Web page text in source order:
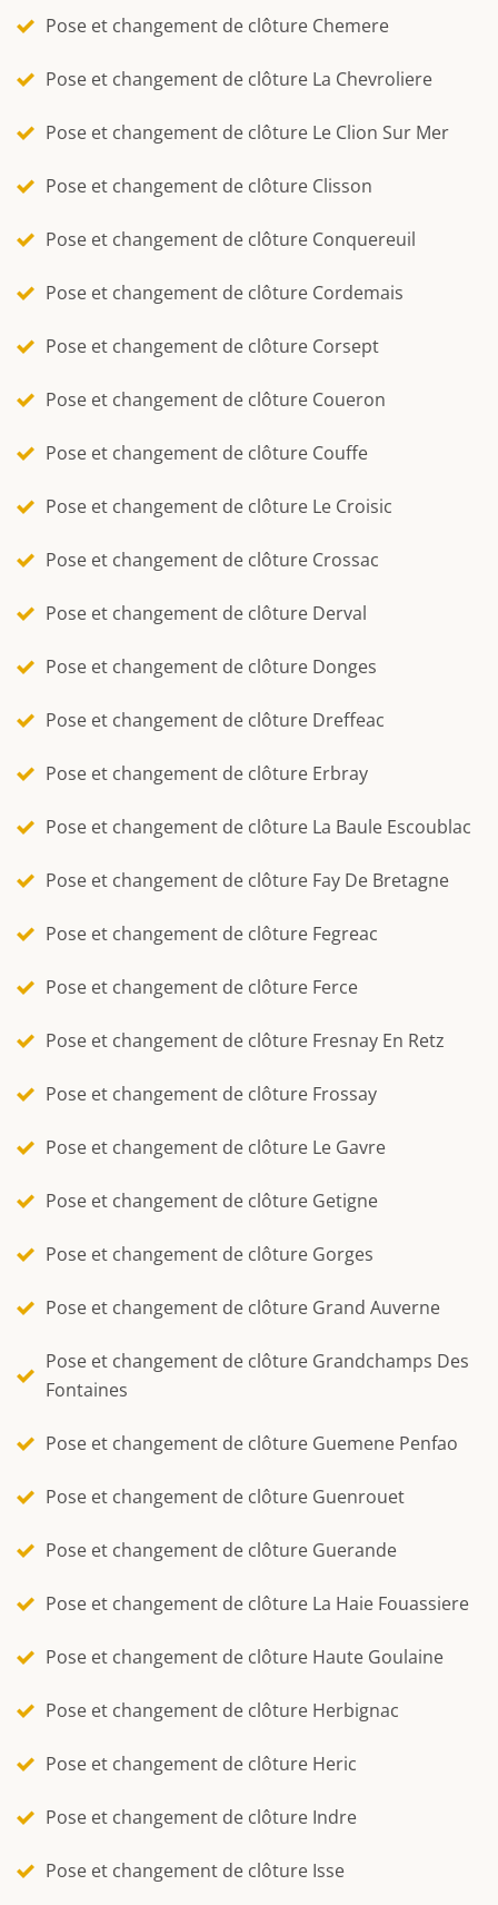
Pose et changement de clôture Chemere
Pose et changement de clôture La Chevroliere
Pose et changement de clôture Le Clion Sur Mer
Pose et changement de clôture Clisson
Pose et changement de clôture Conquereuil
Pose et changement de clôture Cordemais
Pose et changement de clôture Corsept
Pose et changement de clôture Coueron
Pose et changement de clôture Couffe
Pose et changement de clôture Le Croisic
Pose et changement de clôture Crossac
Pose et changement de clôture Derval
Pose et changement de clôture Donges
Pose et changement de clôture Dreffeac
Pose et changement de clôture Erbray
Pose et changement de clôture La Baule Escoublac
Pose et changement de clôture Fay De Bretagne
Pose et changement de clôture Fegreac
Pose et changement de clôture Ferce
Pose et changement de clôture Fresnay En Retz
Pose et changement de clôture Frossay
Pose et changement de clôture Le Gavre
Pose et changement de clôture Getigne
Pose et changement de clôture Gorges
Pose et changement de clôture Grand Auverne
Pose et changement de clôture Grandchamps Des
Fontaines
Pose et changement de clôture Guemene Penfao
Pose et changement de clôture Guenrouet
Pose et changement de clôture Guerande
Pose et changement de clôture La Haie Fouassiere
Pose et changement de clôture Haute Goulaine
Pose et changement de clôture Herbignac
Pose et changement de clôture Heric
Pose et changement de clôture Indre
Pose et changement de clôture Isse